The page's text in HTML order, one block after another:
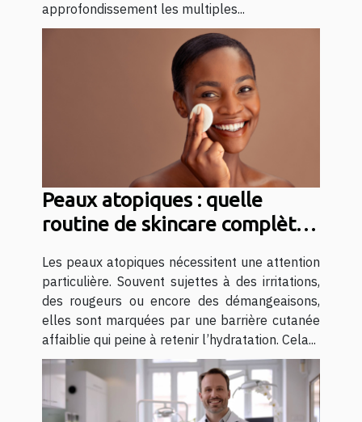
approfondissement les multiples...
Peaux atopiques : quelle
routine de skincare complète
Les peaux atopiques nécessitent une attention
particulière. Souvent sujettes à des irritations,
des rougeurs ou encore des démangeaisons,
elles sont marquées par une barrière cutanée
affaiblie qui peine à retenir l’hydratation. Cela...